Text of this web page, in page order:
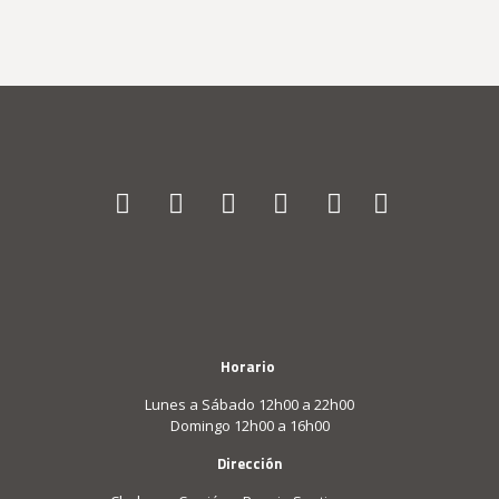
Horario
Lunes a Sábado 12h00 a 22h00
Domingo 12h00 a 16h00
Dirección